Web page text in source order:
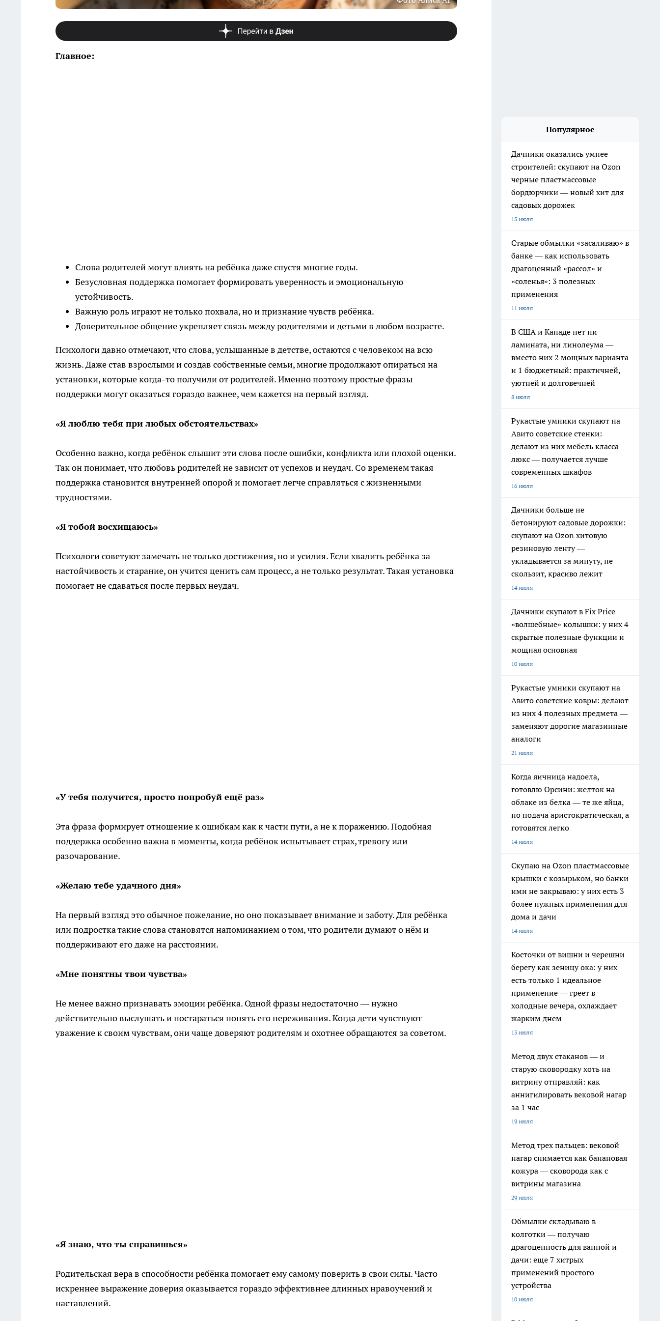
Главное:
Слова родителей могут влиять на ребёнка даже спустя многие годы.
Безусловная поддержка помогает формировать уверенность и эмоциональную
устойчивость.
Важную роль играют не только похвала, но и признание чувств ребёнка.
Доверительное общение укрепляет связь между родителями и детьми в любом возрасте.
Психологи давно отмечают, что слова, услышанные в детстве, остаются с человеком на всю
жизнь. Даже став взрослыми и создав собственные семьи, многие продолжают опираться на
установки, которые когда-то получили от родителей. Именно поэтому простые фразы
поддержки могут оказаться гораздо важнее, чем кажется на первый взгляд.
«Я люблю тебя при любых обстоятельствах»
Особенно важно, когда ребёнок слышит эти слова после ошибки, конфликта или плохой оценки.
Так он понимает, что любовь родителей не зависит от успехов и неудач. Со временем такая
поддержка становится внутренней опорой и помогает легче справляться с жизненными
трудностями.
«Я тобой восхищаюсь»
Психологи советуют замечать не только достижения, но и усилия. Если хвалить ребёнка за
настойчивость и старание, он учится ценить сам процесс, а не только результат. Такая установка
помогает не сдаваться после первых неудач.
«У тебя получится, просто попробуй ещё раз»
Эта фраза формирует отношение к ошибкам как к части пути, а не к поражению. Подобная
поддержка особенно важна в моменты, когда ребёнок испытывает страх, тревогу или
разочарование.
«Желаю тебе удачного дня»
На первый взгляд это обычное пожелание, но оно показывает внимание и заботу. Для ребёнка
или подростка такие слова становятся напоминанием о том, что родители думают о нём и
поддерживают его даже на расстоянии.
«Мне понятны твои чувства»
Не менее важно признавать эмоции ребёнка. Одной фразы недостаточно — нужно
действительно выслушать и постараться понять его переживания. Когда дети чувствуют
уважение к своим чувствам, они чаще доверяют родителям и охотнее обращаются за советом.
«Я знаю, что ты справишься»
Родительская вера в способности ребёнка помогает ему самому поверить в свои силы. Часто
искреннее выражение доверия оказывается гораздо эффективнее длинных нравоучений и
наставлений.
Популярное
Дачники оказались умнее
строителей: скупают на Ozon
черные пластмассовые
бордюрчики — новый хит для
садовых дорожек
15 июля
Старые обмылки «засаливаю» в
банке — как использовать
драгоценный «рассол» и
«соленья»: 3 полезных
применения
11 июля
В США и Канаде нет ни
ламината, ни линолеума —
вместо них 2 мощных варианта
и 1 бюджетный: практичней,
уютней и долговечней
8 июля
Рукастые умники скупают на
Авито советские стенки:
делают из них мебель класса
люкс — получается лучше
современных шкафов
16 июля
Дачники больше не
бетонируют садовые дорожки:
скупают на Ozon хитовую
резиновую ленту —
укладывается за минуту, не
скользит, красиво лежит
14 июля
Дачники скупают в Fix Price
«волшебные» колышки: у них 4
скрытые полезные функции и
мощная основная
10 июля
Рукастые умники скупают на
Авито советские ковры: делают
из них 4 полезных предмета —
заменяют дорогие магазинные
аналоги
21 июля
Когда яичница надоела,
готовлю Орсини: желток на
облаке из белка — те же яйца,
но подача аристократическая, а
готовятся легко
14 июля
Скупаю на Ozon пластмассовые
крышки с козырьком, но банки
ими не закрываю: у них есть 3
более нужных применения для
дома и дачи
14 июля
Косточки от вишни и черешни
берегу как зеницу ока: у них
есть только 1 идеальное
применение — греет в
холодные вечера, охлаждает
жарким днем
13 июля
Метод двух стаканов — и
старую сковородку хоть на
витрину отправляй: как
аннигилировать вековой нагар
за 1 час
19 июля
Метод трех пальцев: вековой
нагар снимается как банановая
кожура — сковорода как с
витрины магазина
29 июля
Обмылки складываю в
колготки — получаю
драгоценность для ванной и
дачи: еще 7 хитрых
применений простого
устройства
10 июля